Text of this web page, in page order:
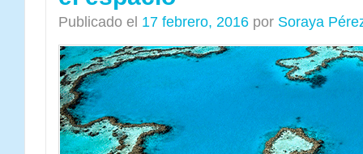
Publicado el 17 febrero, 2016 por Soraya